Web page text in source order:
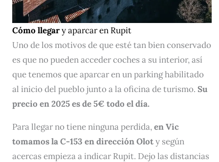
Cómo llegary aparcar en Rupit
Uno de los motivos de que esté tan bien conservado
es que no pueden acceder coches a su interior, así
que tenemos que aparcar en un parking habilitado
al inicio del pueblo junto a la oficina de turismo. Su
precio en 2025 es de 5€ todo el día.
Para llegar no tiene ninguna perdida,en Vic
tomamos la C-153 en dirección Oloty según
acercas empieza a indicar Rupit. Dejo las distancias